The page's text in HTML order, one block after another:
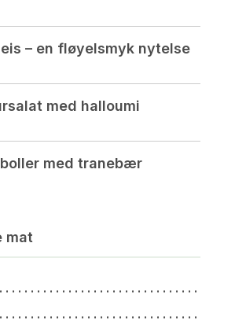
– en fløyelsmyk nytelse
med halloumi
med tranebær
mat